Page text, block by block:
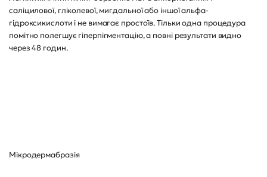
саліцилової, гліколевої, мигдальної або іншої альфа-
гідроксикислоти і не вимагає простоїв. Тільки одна процедура
помітно полегшує гіперпігментацію, а повні результати видно
через 48 годин.
Мікродермабразія